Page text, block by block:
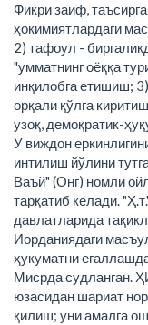
Фикри заиф,
ҳокимиятлардаги
2) тафоул -
"умматнинг оёққа
инқилобга етишиш;
орқали қўлга
узоқ, демоқратик-
У виждон
интилиш йўлини
Ваъй" (Онг) номли
тарқатиб келади.
давлатларида
Иорданиядаги
ҳукуматни
Мисрда судланган.
юзасидан шариат
қилиш; уни амалга